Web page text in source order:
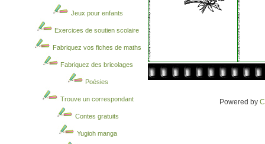
Jeux pour enfants
Exercices de soutien scolaire
Fabriquez vos fiches de maths
Fabriquez des bricolages
Poésies
Trouve un correspondant
Contes gratuits
Yugioh manga
Powered by